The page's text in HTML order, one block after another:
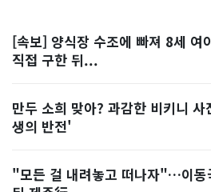
[속보] 양식장 수조에 빠져 8세
직접 구한 뒤...
만두 소희 맞아? 과감한 비키니
생의 반전'
"모든 걸 내려놓고 떠나자"…이동